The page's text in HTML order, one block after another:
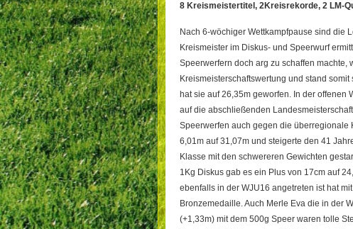
8 Kreismeistertitel, 2Kreisrekorde, 2 LM-
Nach 6-wöchiger Wettkampfpause sind die
Kreismeister im Diskus- und Speerwurf
Speerwerfern doch arg zu schaffen machte,
Kreismeisterschaftswertung und stand
hat sie auf 26,35m geworfen. In der offenen
auf die abschließenden
Speerwerfen auch gegen die überregionale
6,01m auf 31,07m und steigerte den 41
Klasse mit den schwereren Gewichten
1Kg Diskus gab es ein Plus von 17cm auf
ebenfalls in der WJU16 angetreten ist hat
Bronzemedaille. Auch Merle Eva die in der
(+1,33m) mit dem 500g Speer waren tolle